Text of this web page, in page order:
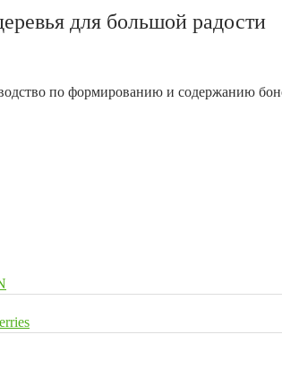
для большой радости
по формированию и содержанию